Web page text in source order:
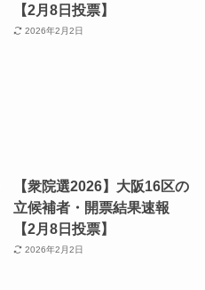
【2月8日投票】
2026年2月2日
【衆院選2026】大阪16区の
立候補者・開票結果速報
【2月8日投票】
2026年2月2日